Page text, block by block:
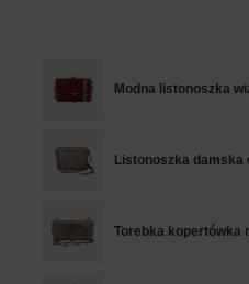
Modna listonoszka
Listonoszka damska
Torebka kopertówka